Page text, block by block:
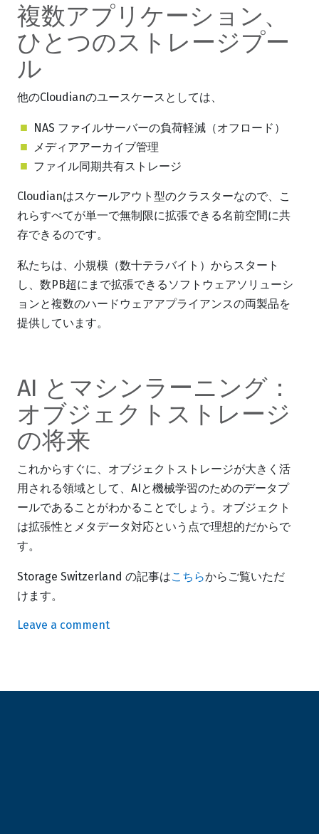
複数アプリケーション、
ひとつのストレージプー
ル
他のCloudianのユースケースとしては、
NAS ファイルサーバーの負荷軽減（オフロード）
メディアアーカイブ管理
ファイル同期共有ストレージ
Cloudianはスケールアウト型のクラスターなので、こ
れらすべてが単一で無制限に拡張できる名前空間に共
存できるのです。
私たちは、小規模（数十テラバイト）からスタート
し、数PB超にまで拡張できるソフトウェアソリューシ
ョンと複数のハードウェアアプライアンスの両製品を
提供しています。
AI とマシンラーニング：
オブジェクトストレージ
の将来
これからすぐに、オブジェクトストレージが大きく活
用される領域として、AIと機械学習のためのデータプ
ールであることがわかることでしょう。オブジェクト
は拡張性とメタデータ対応という点で理想的だからで
す。
Storage Switzerland の記事はこちらからご覧いただ
けます。
Leave a commenton
ッ